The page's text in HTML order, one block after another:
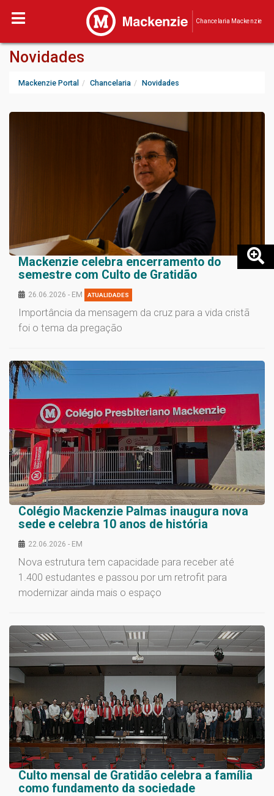
Chancelaria Mackenzie
Novidades
Mackenzie Portal Chancelaria Novidades
Mackenzie celebra encerramento do
semestre com Culto de Gratidão
26.06.2026 - EM ATUALIDADES
Importância da mensagem da cruz para a vida cristã
foi o tema da pregação
Colégio Mackenzie Palmas inaugura nova
sede e celebra 10 anos de história
22.06.2026 - EM
Nova estrutura tem capacidade para receber até
1.400 estudantes e passou por um retrofit para
modernizar ainda mais o espaço
Culto mensal de Gratidão celebra a família
como fundamento da sociedade